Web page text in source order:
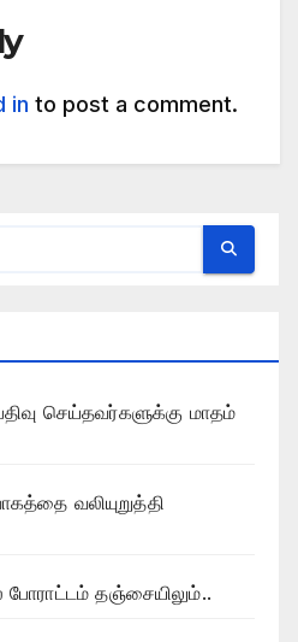
in to post a comment.
செய்தவர்களுக்கு மாதம்
வலியுறுத்தி
தஞ்சையிலும்..